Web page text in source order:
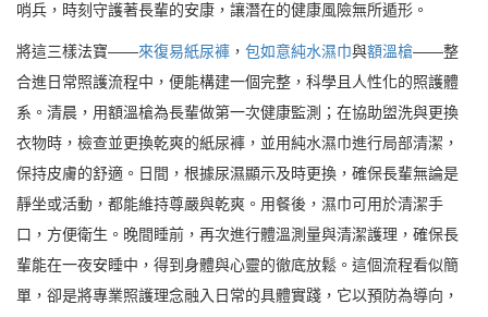
哨兵，時刻守護著長輩的安康，讓潛在的健康風險無所遁形。
將這三樣法寶——來復易紙尿褲 ， 包如意純水濕巾與額溫槍——整
合進日常照護流程中，便能構建一個完整，科學且人性化的照護體
系。清晨，用額溫槍為長輩做第一次健康監測；在協助盥洗與更換
衣物時，檢查並更換乾爽的紙尿褲，並用純水濕巾進行局部清潔，
保持皮膚的舒適。日間，根據尿濕顯示及時更換，確保長輩無論是
靜坐或活動，都能維持尊嚴與乾爽。用餐後，濕巾可用於清潔手
口，方便衛生。晚間睡前，再次進行體溫測量與清潔護理，確保長
輩能在一夜安睡中，得到身體與心靈的徹底放鬆。這個流程看似簡
單，卻是將專業照護理念融入日常的具體實踐，它以預防為導向，